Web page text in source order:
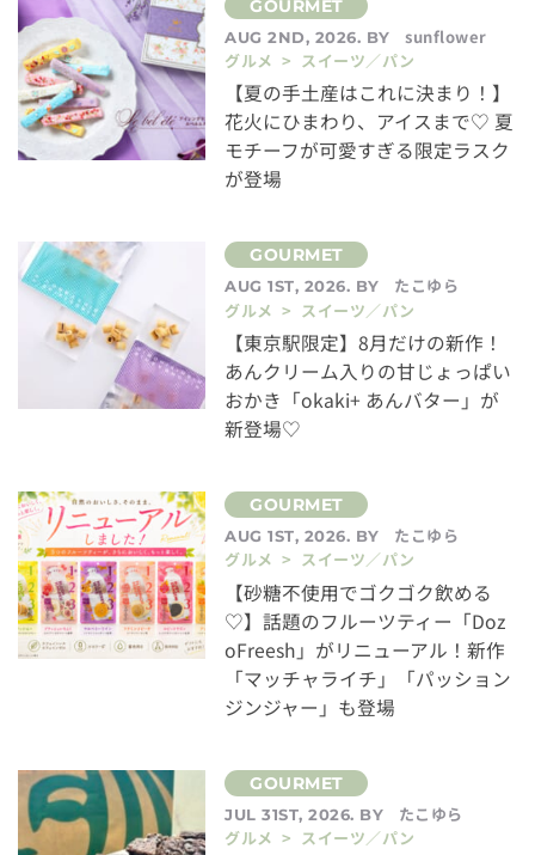
AUG 2ND, 2026. BY
sunflower
グルメ > スイーツ／パン
【夏の手土産はこれに決まり！】
花火にひまわり、アイスまで♡ 夏
モチーフが可愛すぎる限定ラスク
が登場
AUG 1ST, 2026. BY
たこゆら
グルメ > スイーツ／パン
【東京駅限定】8月だけの新作！
あんクリーム入りの甘じょっぱい
おかき「okaki+ あんバター」が
新登場♡
AUG 1ST, 2026. BY
たこゆら
グルメ > スイーツ／パン
【砂糖不使用でゴクゴク飲める
♡】話題のフルーツティー「Doz
oFreesh」がリニューアル！新作
「マッチャライチ」「パッション
ジンジャー」も登場
JUL 31ST, 2026. BY
たこゆら
グルメ > スイーツ／パン